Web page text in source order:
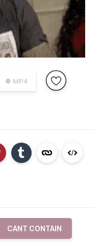
● MP4
CANT CONTAIN